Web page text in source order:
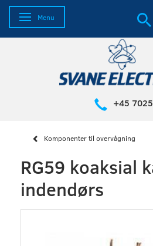
Skifte navigation
Menu
+45
Komponenter til overvågning
RG59 koaksial
indendørs